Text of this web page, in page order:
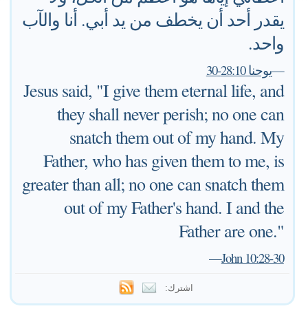
يقدر أحد أن يخطف من يد أبي. أنا والآب
واحد.
—يوحنا 28:10-30
Jesus said, "I give them eternal life, and
they shall never perish; no one can
snatch them out of my hand. My
Father, who has given them to me, is
greater than all; no one can snatch them
out of my Father's hand. I and the
Father are one."
—John 10:28-30
اشترك: